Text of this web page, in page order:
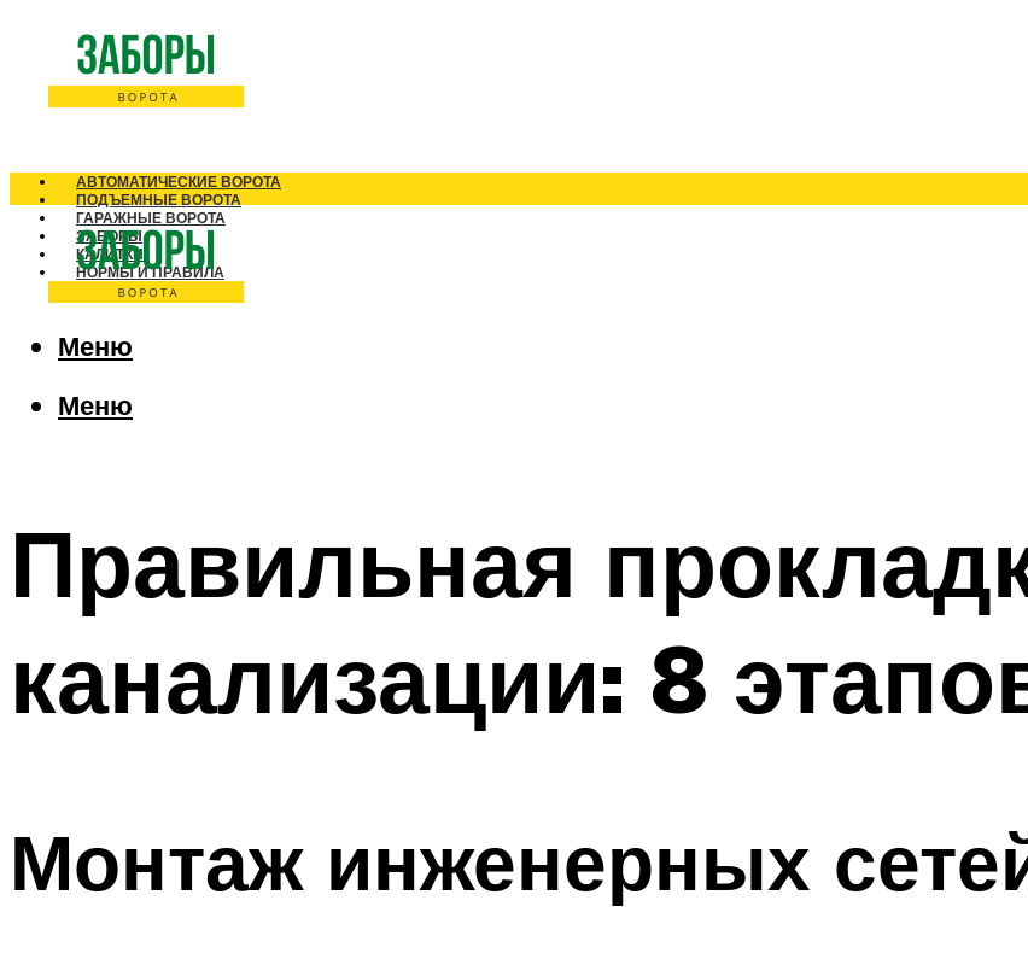
АВТОМАТИЧЕСКИЕ ВОРОТА
ПОДЪЕМНЫЕ ВОРОТА
ГАРАЖНЫЕ ВОРОТА
ЗАБОРЫ
КАЛИТКИ
НОРМЫ И ПРАВИЛА
Меню
Меню
Правильная
канализации: 8
Монтаж инженерных